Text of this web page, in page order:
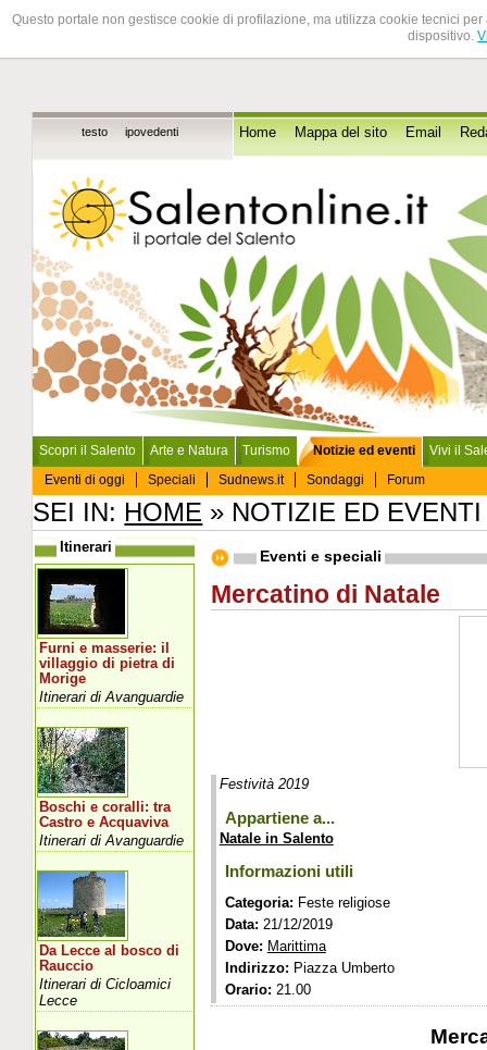
Questo portale non gestisce cookie di profilazione, ma utilizza cookie tecnici
dispositivo.
testo ipovedenti Home Mappa del sito Email
Scopri il Salento Arte e Natura Turismo
Notizie ed eventi
Eventi di oggi
Speciali Sudnews.it Sondaggi Forum
Vivi il
SEI IN: HOME » NOTIZIE ED
Eventi e speciali
Mercatino di Natale
Festività 2019
Appartiene a...
Natale in Salento
Informazioni utili
Categoria: Feste religiose
Data: 21/12/2019
Dove: Marittima
Indirizzo: Piazza Umberto
Orario: 21.00
Itinerari
Furni e masserie: il
villaggio di pietra di
Morige
Itinerari di Avanguardie
Boschi e coralli: tra
Castro e Acquaviva
Itinerari di Avanguardie
Da Lecce al bosco di
Rauccio
Itinerari di Cicloamici
Lecce